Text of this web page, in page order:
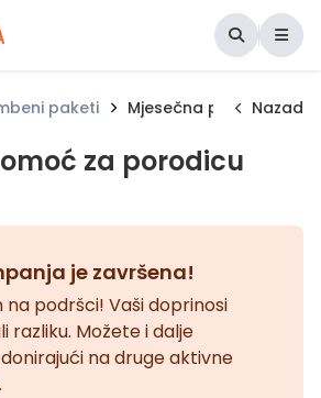
paketi Mjesečna pomoć za
Nazad
za porodicu
je završena!
na podršci! Vaši doprinosi
razliku. Možete i dalje
na druge aktivne